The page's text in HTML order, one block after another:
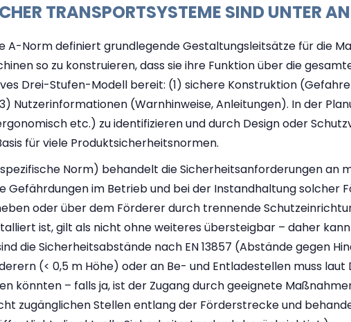
TRANSPORTSYSTEME SIND UNTER
A-Norm definiert grundlegende Gestaltungsleitsätze für die
so zu konstruieren, dass sie ihre Funktion über die
Drei-Stufen-Modell bereit: (1) sichere Konstruktion
Nutzerinformationen (Warnhinweise, Anleitungen). In der
etc.) zu identifizieren und durch Design oder
für viele Produktsicherheitsnormen.
Norm) behandelt die Sicherheitsanforderungen an
Gefährdungen im Betrieb und bei der Instandhaltung solcher
oder über dem Förderer durch trennende
ist, gilt als nicht ohne weiteres übersteigbar – daher
die Sicherheitsabstände nach EN 13857 (Abstände gegen
(< 0,5 m Höhe) oder an Be- und Entladestellen muss laut
könnten – falls ja, ist der Zugang durch geeignete
zugänglichen Stellen entlang der Förderstrecke und